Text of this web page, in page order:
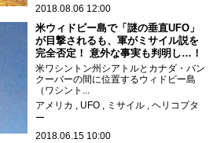
2018.08.06 12:00
米ウィドビー島で「謎の垂直UFO」
が目撃されるも、軍がミサイル説を
完全否定！ 意外な事実も判明し…！
米ワシントン州シアトルとカナダ・バン
クーバーの間に位置するウィドビー島
（ワシント...
アメリカ
UFO ミサイル
ヘリコプタ
ー
2018.06.15 10:00